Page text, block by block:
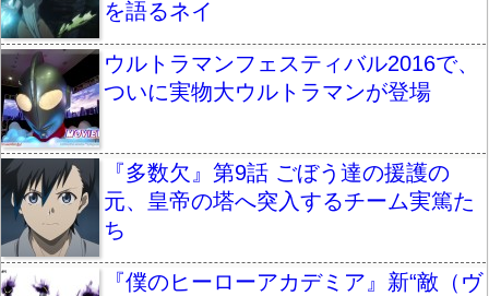
を語るネイ
ウルトラマンフェスティバル2016で、
ついに実物大ウルトラマンが登場
『多数欠』第9話 ごぼう達の援護の
元、皇帝の塔へ突入するチーム実篤た
ち
『僕のヒーローアカデミア』新“敵（ヴ